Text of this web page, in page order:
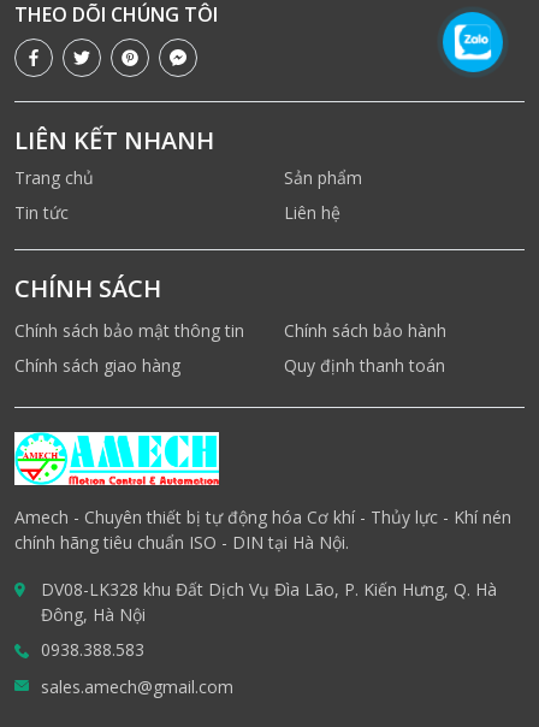
THEO DÕI CHÚNG TÔI
LIÊN KẾT NHANH
Trang chủ
Sản phẩm
Tin tức
Liên hệ
CHÍNH SÁCH
Chính sách bảo mật thông tin
Chính sách bảo hành
Chính sách giao hàng
Quy định thanh toán
Amech - Chuyên thiết bị tự động hóa Cơ khí - Thủy lực - Khí nén
chính hãng tiêu chuẩn ISO - DIN tại Hà Nội.
DV08-LK328 khu Đất Dịch Vụ Đìa Lão, P. Kiến Hưng, Q. Hà
Đông, Hà Nội
0938.388.583
sales.amech@gmail.com